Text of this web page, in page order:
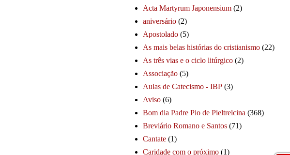
Acta Martyrum Japonensium (2)
aniversário (2)
Apostolado (5)
As mais belas histórias do cristianismo (22)
As três vias e o ciclo litúrgico (2)
Associação (5)
Aulas de Catecismo - IBP (3)
Aviso (6)
Bom dia Padre Pio de Pieltrelcina (368)
Breviário Romano e Santos (71)
Cantate (1)
Caridade com o próximo (1)